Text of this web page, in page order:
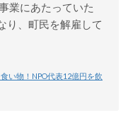
業にあたっていた
り、町民を解雇して
い物！NPO代表12億円を飲